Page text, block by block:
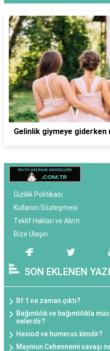
Gelinlik giymeye giderken
Gizlilik Politikası
Kullanıcı Sözleşmesi
Teklif Hakları ve Alıntı
Bize Ulaşın
SON EKLENEN
Bf 1 ne zaman çıktı?
Bağımlılık ve bağımlılıkla
nelerdir?
Hesiod ve humerus kimdir?
Maymun Cehennemi savaşı